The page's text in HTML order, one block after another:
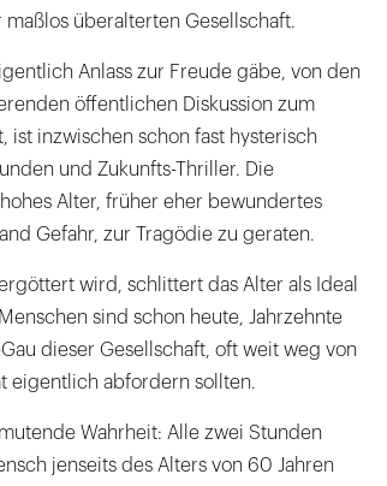
überalterten Gesellschaft.
Anlass zur Freude gäbe, von den
öffentlichen Diskussion zum
ist inzwischen schon fast hysterisch
und Zukunfts-Thriller. Die
Alter, früher eher bewundertes
Gefahr, zur Tragödie zu geraten.
wird, schlittert das Alter als Ideal
sind schon heute, Jahrzehnte
dieser Gesellschaft, oft weit weg von
eigentlich abfordern sollten.
Wahrheit: Alle zwei Stunden
jenseits des Alters von 60 Jahren